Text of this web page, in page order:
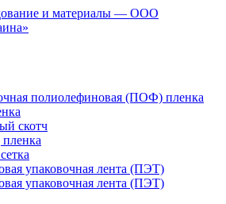
полиолефиновая (ПОФ) пленка
скотч
пленка
упаковочная лента (ПЭТ)
упаковочная лента (ПЭТ)